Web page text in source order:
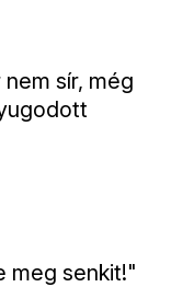
sír, még
meg senkit!"